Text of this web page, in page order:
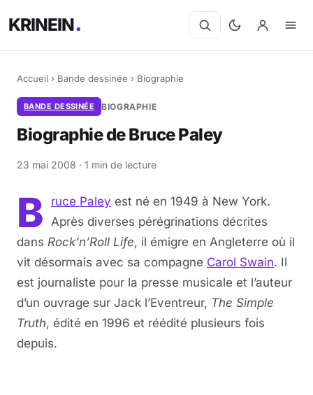
KRINEIN
Accueil › Bande dessinée › Biographie
BANDE DESSINÉE BIOGRAPHIE
Biographie de Bruce Paley
23 mai 2008 · 1 min de lecture
B ruce Paley est né en 1949 à New York.
Après diverses pérégrinations décrites
dans Rock’n’Roll Life, il émigre en Angleterre où il
vit désormais avec sa compagne Carol Swain. Il
est journaliste pour la presse musicale et l’auteur
d’un ouvrage sur Jack l’Eventreur, The Simple
Truth, édité en 1996 et réédité plusieurs fois
depuis.